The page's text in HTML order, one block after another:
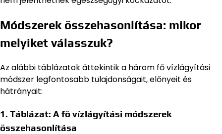
Módszerek összehasonlítása: mikor
melyiket válasszuk?
Az alábbi táblázatok áttekintik a három fő vízlágyítási
módszer legfontosabb tulajdonságait, előnyeit és
hátrányait:
1. Táblázat: A fő vízlágyítási módszerek
összehasonlítása